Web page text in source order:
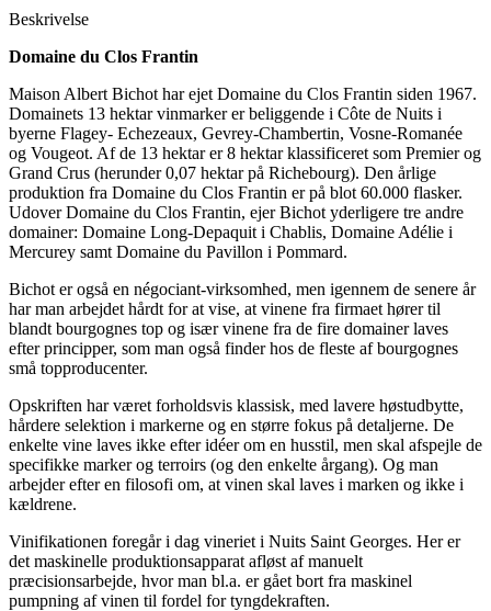
Beskrivelse
Domaine du Clos Frantin
Maison Albert Bichot har ejet Domaine du Clos Frantin siden 1967.
Domainets 13 hektar vinmarker er beliggende i Côte de Nuits i
byerne Flagey- Echezeaux, Gevrey-Chambertin, Vosne-Romanée
og Vougeot. Af de 13 hektar er 8 hektar klassificeret som Premier og
Grand Crus (herunder 0,07 hektar på Richebourg). Den årlige
produktion fra Domaine du Clos Frantin er på blot 60.000 flasker.
Udover Domaine du Clos Frantin, ejer Bichot yderligere tre andre
domainer: Domaine Long-Depaquit i Chablis, Domaine Adélie i
Mercurey samt Domaine du Pavillon i Pommard.
Bichot er også en négociant-virksomhed, men igennem de senere år
har man arbejdet hårdt for at vise, at vinene fra firmaet hører til
blandt bourgognes top og især vinene fra de fire domainer laves
efter principper, som man også finder hos de fleste af bourgognes
små topproducenter.
Opskriften har været forholdsvis klassisk, med lavere høstudbytte,
hårdere selektion i markerne og en større fokus på detaljerne. De
enkelte vine laves ikke efter idéer om en husstil, men skal afspejle de
specifikke marker og terroirs (og den enkelte årgang). Og man
arbejder efter en filosofi om, at vinen skal laves i marken og ikke i
kældrene.
Vinifikationen foregår i dag vineriet i Nuits Saint Georges. Her er
det maskinelle produktionsapparat afløst af manuelt
præcisionsarbejde, hvor man bl.a. er gået bort fra maskinel
pumpning af vinen til fordel for tyngdekraften.